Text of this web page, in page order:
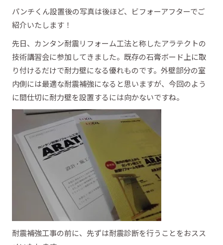
パンチくん設置後の写真は後ほど、ビフォーアフターでご
紹介いたします！
先日、カンタン耐震リフォーム工法と称したアラテクトの
技術講習会に参加してきました。既存の石膏ボード上に取
り付けるだけで耐力壁になる優れものです。外壁部分の室
内側には最適な耐震補強になると思いますが、今回のよう
に間仕切に耐力壁を設置するには向かないですね。
耐震補強工事の前に、先ずは耐震診断を行うことをおスス